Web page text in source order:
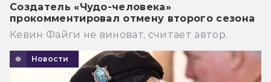
Создатель «Чудо-человека»
прокомментировал отмену второго сезона
Кевин Файги не виноват, считает автор.
Новости